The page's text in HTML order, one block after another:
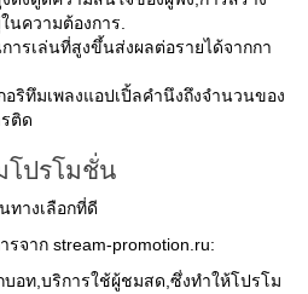
นความต้องการ.
ารเล่นที่สูงขึ้นส่งผลต่อรายได้จากกา
ริทึมเพลงแอปเปิ้ลคำนึงถึงจำนวนของ
ติด
โปรโมชั่น
างเลือกที่ดี
จาก stream-promotion.ru:
บอท,บริการใช้ผู้ชมสด,ซึ่งทำให้โปรโม